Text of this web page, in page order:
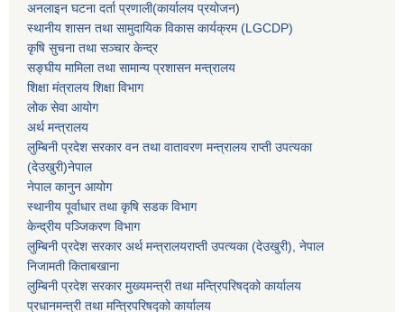
अनलाइन घटना दर्ता प्रणाली(कार्यालय प्रयोजन)
स्थानीय शासन तथा सामुदायिक विकास कार्यक्रम (LGCDP)
कृषि सुचना तथा सञ्चार केन्द्र
सङ्घीय मामिला तथा सामान्य प्रशासन मन्त्रालय
शिक्षा मंत्रालय शिक्षा विभाग
लोक सेवा आयोग
अर्थ मन्त्रालय
लुम्बिनी प्रदेश सरकार वन तथा वातावरण मन्त्रालय राप्ती उपत्यका
(देउखुरी)नेपाल
नेपाल कानुन आयोग
स्थानीय पूर्वाधार तथा कृषि सडक विभाग
केन्द्रीय पञ्जिकरण विभाग
लुम्बिनी प्रदेश सरकार अर्थ मन्त्रालयराप्ती उपत्यका (देउखुरी), नेपाल
निजामती किताबखाना
लुम्बिनी प्रदेश सरकार मुख्यमन्त्री तथा मन्त्रिपरिषद्को कार्यालय
प्रधानमन्त्री तथा मन्त्रिपरिषद्को कार्यालय